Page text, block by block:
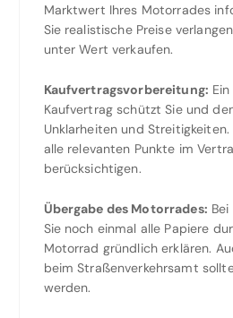
Marktwert Ihres Motorrades
Sie realistische Preise
unter Wert verkaufen.
Kaufvertragsvorbereitung:
Kaufvertrag schützt Sie und
Unklarheiten und
alle relevanten Punkte im
berücksichtigen.
Übergabe des Motorrades:
Sie noch einmal alle Papiere
Motorrad gründlich erklären.
beim Straßenverkehrsamt
werden.